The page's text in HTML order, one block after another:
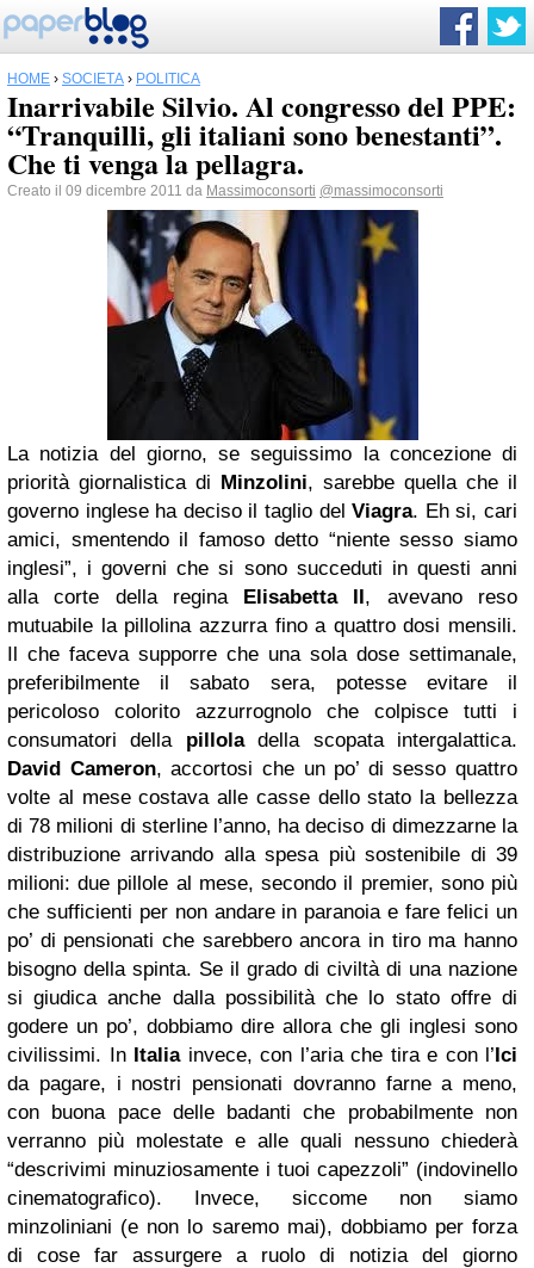
HOME › SOCIETÀ › POLITICA
Inarrivabile Silvio. Al congresso del PPE:
“Tranquilli, gli italiani sono benestanti”.
Che ti venga la pellagra.
Creato il 09 dicembre 2011 da Massimoconsorti @massimoconsorti
La notizia del giorno, se seguissimo la concezione di
priorità giornalistica di Minzolini, sarebbe quella che il
governo inglese ha deciso il taglio delViagra. Eh si, cari
amici, smentendo il famoso detto “niente sesso siamo
inglesi”, i governi che si sono succeduti in questi anni
alla corte della reginaElisabetta II, avevano reso
mutuabile la pillolina azzurra fino a quattro dosi mensili.
Il che faceva supporre che una sola dose settimanale,
preferibilmente il sabato sera, potesse evitare il
pericoloso colorito azzurrognolo che colpisce tutti i
consumatori della pilloladella scopata intergalattica.
David Cameron, accortosi che un po’ di sesso quattro
volte al mese costava alle casse dello stato la bellezza
di 78 milioni di sterline l’anno, ha deciso di dimezzarne la
distribuzione arrivando alla spesa più sostenibile di 39
milioni: due pillole al mese, secondo il premier, sono più
che sufficienti per non andare in paranoia e fare felici un
po’ di pensionati che sarebbero ancora in tiro ma hanno
bisogno della spinta. Se il grado di civiltà di una nazione
si giudica anche dalla possibilità che lo stato offre di
godere un po’, dobbiamo dire allora che gli inglesi sono
civilissimi. In Italia invece, con l’aria che tira e con l’Ici
da pagare, i nostri pensionati dovranno farne a meno,
con buona pace delle badanti che probabilmente non
verranno più molestate e alle quali nessuno chiederà
“descrivimi minuziosamente i tuoi capezzoli” (indovinello
cinematografico). Invece, siccome non siamo
minzoliniani (e non lo saremo mai), dobbiamo per forza
di cose far assurgere a ruolo di notizia del giorno